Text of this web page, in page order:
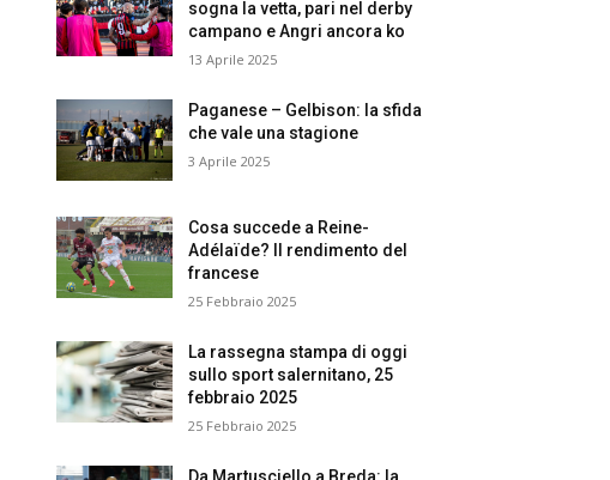
sogna la vetta, pari nel derby
campano e Angri ancora ko
13 Aprile 2025
Paganese – Gelbison: la sfida
che vale una stagione
3 Aprile 2025
Cosa succede a Reine-
Adélaïde? Il rendimento del
francese
25 Febbraio 2025
La rassegna stampa di oggi
sullo sport salernitano, 25
febbraio 2025
25 Febbraio 2025